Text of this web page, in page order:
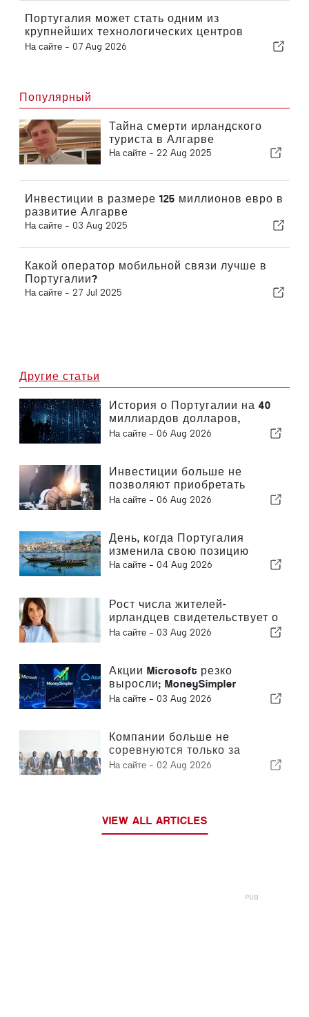
Португалия может стать одним из
крупнейших технологических центров
Европы.
На сайте - 07 Aug 2026
Популярный
Тайна смерти ирландского
туриста в Алгарве
На сайте - 22 Aug 2025
Инвестиции в размере 125 миллионов евро в
развитие Алгарве
На сайте - 03 Aug 2025
Какой оператор мобильной связи лучше в
Португалии?
На сайте - 27 Jul 2025
Другие статьи
История о Португалии на 40
миллиардов долларов,
которую упускают из виду
На сайте - 06 Aug 2026
Инвестиции больше не
позволяют приобретать
только заводы — они
На сайте - 06 Aug 2026
День, когда Португалия
изменила свою позицию
На сайте - 04 Aug 2026
Рост числа жителей-
ирландцев свидетельствует о
превращении Алгарве в
На сайте - 03 Aug 2026
Акции Microsoft резко
выросли; MoneySimpler
помогает инвесторам
автоматической торговли на
базе ИИ
На сайте - 03 Aug 2026
Компании больше не
соревнуются только за
клиентов — они соревнуются
На сайте - 02 Aug 2026
VIEW ALL ARTICLES